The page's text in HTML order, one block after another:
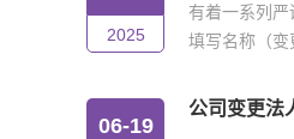
2025
有着一系列
填写名称（变
06-19
公司变更法